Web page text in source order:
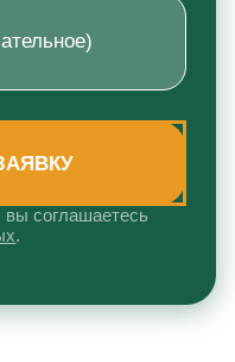
соглашаетесь
.